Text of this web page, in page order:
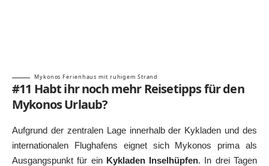
Mykonos Ferienhaus mit ruhigem Strand
#11 Habt ihr noch mehr Reisetipps für den
Mykonos Urlaub?
Aufgrund der zentralen Lage innerhalb der Kykladen und des
internationalen Flughafens eignet sich Mykonos prima als
Ausgangspunkt für ein Kykladen Inselhüpfen. In drei Tagen